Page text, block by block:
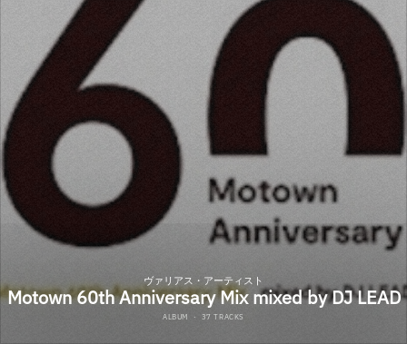
ヴァリアス・アーティスト
Motown 60th Anniversary Mix mixed by DJ LEAD
ALBUM · 37 TRACKS